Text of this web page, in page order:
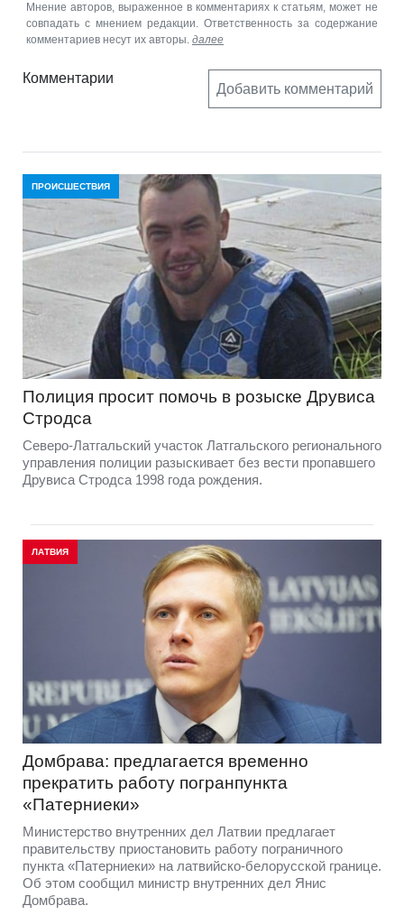
Мнение авторов, выраженное в комментариях к статьям, может не
совпадать с мнением редакции. Ответственность за содержание
комментариев несут их авторы. далее
Комментарии
Добавить комментарий
ПРОИСШЕСТВИЯ
Полиция просит помочь в розыске Друвиса
Стродса
Северо-Латгальский участок Латгальского регионального
управления полиции разыскивает без вести пропавшего
Друвиса Стродса 1998 года рождения.
ЛАТВИЯ
Домбрава: предлагается временно
прекратить работу погранпункта
«Патерниеки»
Министерство внутренних дел Латвии предлагает
правительству приостановить работу пограничного
пункта «Патерниеки» на латвийско-белорусской границе.
Об этом сообщил министр внутренних дел Янис
Домбрава.